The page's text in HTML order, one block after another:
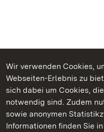
Wir verwenden Cookies,
Webseiten-Erlebnis zu
sich dabei um Cookies,
notwendig sind. Zudem
sowie anonymen
Informationen finden Sie
Kommen. Staunen.